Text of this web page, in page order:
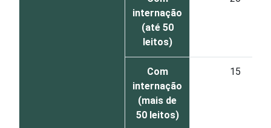
internação
(até 50
leitos)
Com
internação
(mais de
50 leitos)
15